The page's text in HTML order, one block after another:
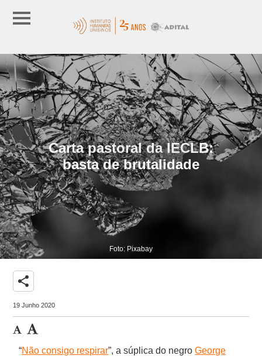
Carta pastoral da IECLB:
basta de brutalidade
Foto: Pixabay
share
19 Junho 2020
“Não consigo respirar”, a súplica do negroGeorge